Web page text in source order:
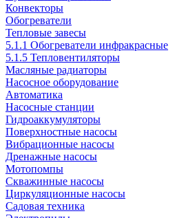
Конвекторы
Обогреватели
Тепловые завесы
5.1.1 Обогреватели инфракрасные
5.1.5 Тепловентиляторы
Масляные радиаторы
Насосное оборудование
Автоматика
Насосные станции
Гидроаккумуляторы
Поверхностные насосы
Вибрационные насосы
Дренажные насосы
Мотопомпы
Скважинные насосы
Циркуляционные насосы
Садовая техника